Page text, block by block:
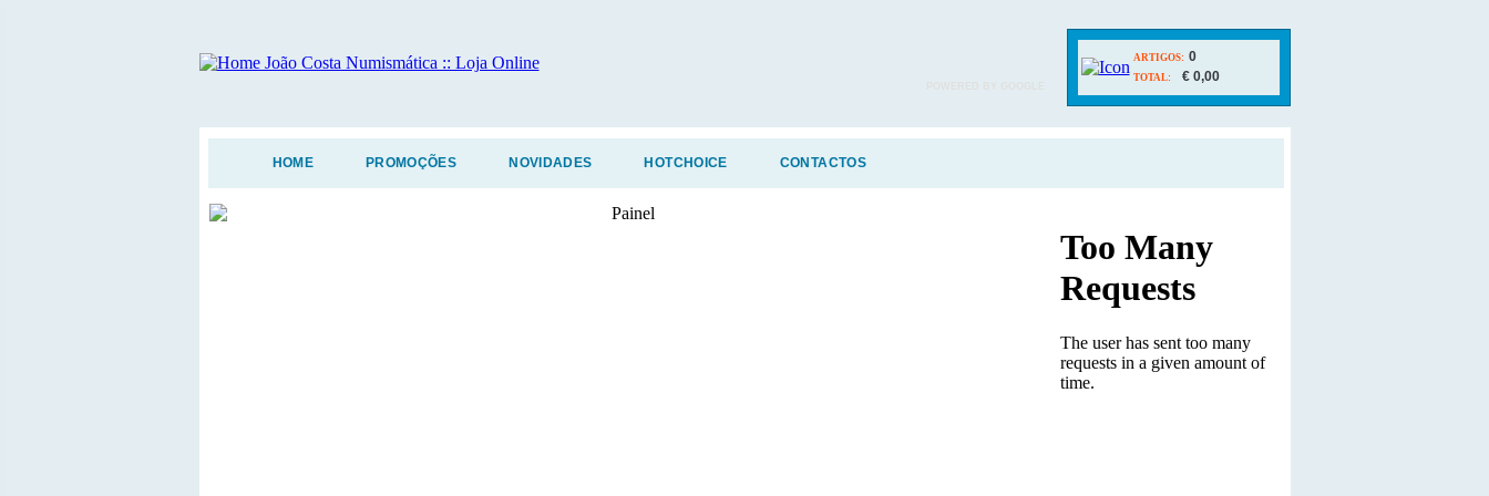
ARTIGOS: 0
TOTAL: € 0,00
HOME PROMOÇÕES NOVIDADES HOTCHOICE CONTACTOS